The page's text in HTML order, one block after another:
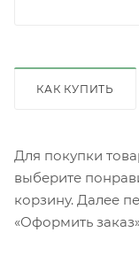
КАК КУПИТЬ
Для покупки
выберите
корзину. Далее
«Оформить